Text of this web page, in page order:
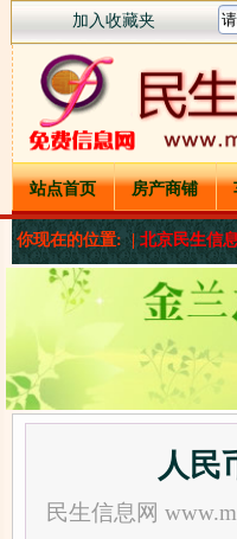
加入收藏夹
站点首页 房产商铺
你现在的位置: | 北京民生信
人民
民生信息网